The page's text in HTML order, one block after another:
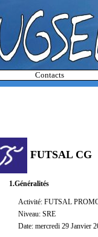
Contacts
FUTSAL CG
1.Généralités
Activité: FUTSAL
Niveau: SRE
Date: mercredi 29 Janvier